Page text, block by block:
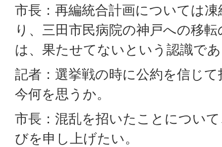
市長：再編統合計画については
り、三田市民病院の神戸への移
は、果たせてないという認識で
記者：選挙戦の時に公約を信じ
今何を思うか。
市長：混乱を招いたことについ
びを申し上げたい。